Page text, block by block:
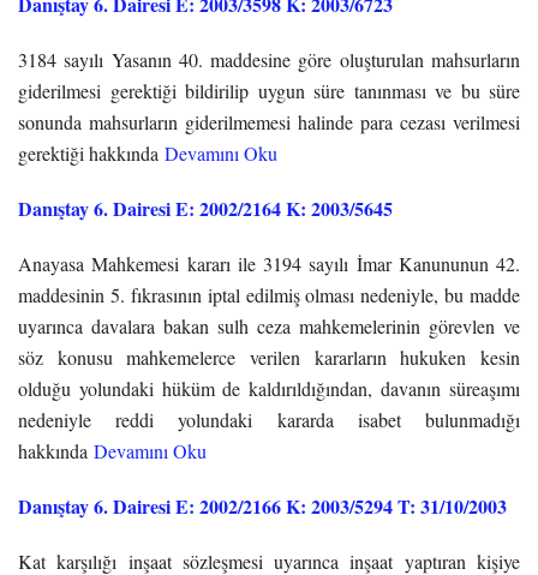
3184 sayılı Yasanın 40. maddesine göre oluşturulan mahsurların
giderilmesi gerektiği bildirilip uygun süre tanınması ve bu süre
sonunda mahsurların giderilmemesi halinde para cezası verilmesi
gerektiği hakkında Devamını Oku
Danıştay 6. Dairesi E: 2002/2164 K: 2003/5645
Anayasa Mahkemesi kararı ile 3194 sayılı İmar Kanununun 42.
maddesinin 5. fıkrasının iptal edilmiş olması nedeniyle, bu madde
uyarınca davalara bakan sulh ceza mahkemelerinin görevlen ve
söz konusu mahkemelerce verilen kararların hukuken kesin
olduğu yolundaki hüküm de kaldırıldığından, davanın süreaşımı
nedeniyle reddi yolundaki kararda isabet bulunmadığı
hakkında Devamını Oku
Danıştay 6. Dairesi E: 2002/2166 K: 2003/5294 T: 31/10/2003
Kat karşılığı inşaat sözleşmesi uyarınca inşaat yaptıran kişiye